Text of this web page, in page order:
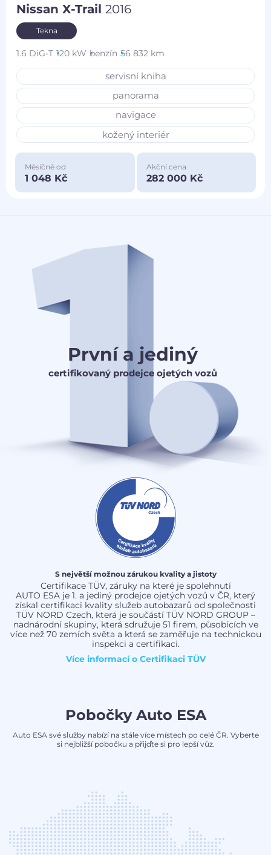
Nissan X-Trail2016
Tekna
1.6 DiG-T 120 kW benzín 56 832 km
servisní kniha
panorama
navigace
kožený interiér
Měsíčně od
1 048 Kč
Akční cena
282 000 Kč
První a jediný
certifikovaný prodejce ojetých vozů
S největší možnou zárukou kvality a jistoty
Certifikace TÜV, záruky na které je spolehnutí
AUTO ESA je 1. a jediný prodejce ojetých vozů v ČR, který
získal certifikaci kvality služeb autobazarů od společnosti
TÜV NORD Czech, která je součástí TÜV NORD GROUP –
nadnárodní skupiny, která sdružuje 51 firem, působících ve
více než 70 zemích světa a která se zaměřuje na technickou
inspekci a certifikaci.
Více informací o Certifikaci TÜV
Pobočky Auto ESA
Auto ESA své služby nabízí na stále více místech po celé ČR. Vyberte
si nejbližší pobočku a přijďte si pro lepší vůz.